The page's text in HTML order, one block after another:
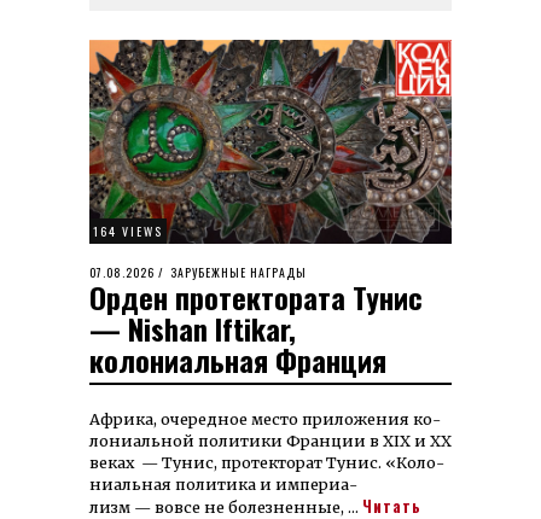
164 VIEWS
POSTED
ON
07.08.2026 07.08.2026
ЗАРУБЕЖНЫЕ НАГРАДЫ
Орден протектората Тунис
— Nishan Iftikar,
колониальная Франция
Аф­рика, оче­ред­ное место при­ло­жения ко­
лониаль­ной поли­тики Франции в XIX и ХХ
веках — Тунис, протекторат Тунис. «Коло­
ниаль­ная поли­тика и им­пе­риа­
лизм — вовсе не бо­лезненные, … Читать